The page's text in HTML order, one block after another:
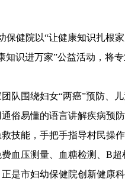
保健院以“让健康知识扎根
知识进万家”公益活动，将
队围绕妇女“两癌”预防、
俗易懂的语言讲解疾病预
技能，手把手指导村民操
血压测量、血糖检测、B
是市妇幼保健院创新健康